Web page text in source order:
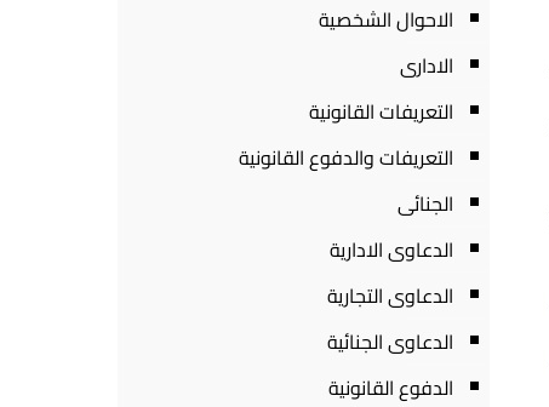
الاحوال الشخصية
الادارى
التعريفات القانونية
التعريفات والدفوع القانونية
الجنائى
الدعاوى الادارية
الدعاوى التجارية
الدعاوى الجنائية
الدفوع القانونية